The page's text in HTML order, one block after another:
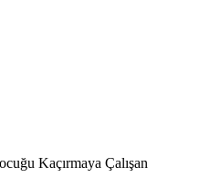
Kaçırmaya Çalışan